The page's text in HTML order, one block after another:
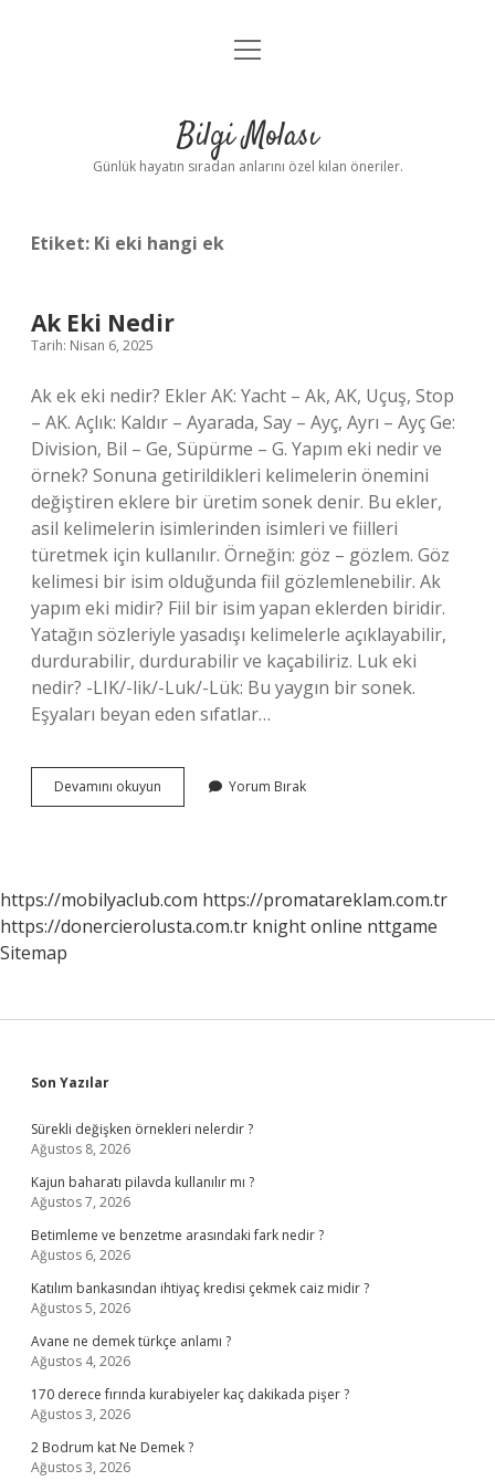
Anasayfa
Yasal Uyarı
menüyü
Bilgi Molası
Günlük hayatın sıradan anlarını özel kılan öneriler.
Etiket: Ki eki hangi ek
Ak Eki Nedir
Tarih: Nisan 6, 2025
Ak ek eki nedir? Ekler AK: Yacht – Ak, AK, Uçuş, Stop
– AK. Açlık: Kaldır – Ayarada, Say – Ayç, Ayrı – Ayç Ge:
Division, Bil – Ge, Süpürme – G. Yapım eki nedir ve
örnek? Sonuna getirildikleri kelimelerin önemini
değiştiren eklere bir üretim sonek denir. Bu ekler,
asil kelimelerin isimlerinden isimleri ve fiilleri
türetmek için kullanılır. Örneğin: göz – gözlem. Göz
kelimesi bir isim olduğunda fiil gözlemlenebilir. Ak
yapım eki midir? Fiil bir isim yapan eklerden biridir.
Yatağın sözleriyle yasadışı kelimelerle açıklayabilir,
durdurabilir, durdurabilir ve kaçabiliriz. Luk eki
nedir? -LIK/-lik/-Luk/-Lük: Bu yaygın bir sonek.
Eşyaları beyan eden sıfatlar…
Devamını okuyun
Eki
Yorum Bırak
https://mobilyaclub.com https://promatareklam.com.tr
https://donercierolusta.com.tr knight online nttgame
Sitemap
Sidebar
Son Yazılar
Sürekli değişken örnekleri nelerdir ?
Ağustos 8, 2026
Kajun baharatı pilavda kullanılır mı ?
Ağustos 7, 2026
Betimleme ve benzetme arasındaki fark nedir ?
Ağustos 6, 2026
Katılım bankasından ihtiyaç kredisi çekmek caiz midir ?
Ağustos 5, 2026
Avane ne demek türkçe anlamı ?
Ağustos 4, 2026
170 derece fırında kurabiyeler kaç dakikada pişer ?
Ağustos 3, 2026
2 Bodrum kat Ne Demek ?
Ağustos 3, 2026